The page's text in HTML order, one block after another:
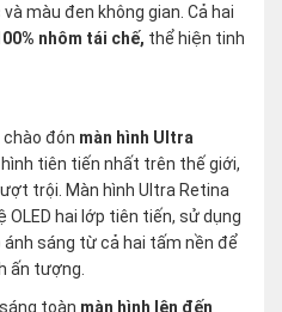
màu đen không gian. Cả hai
nhôm tái chế, thể hiện tinh
chào đón màn hình Ultra
tiên tiến nhất trên thế giới,
trội. Màn hình Ultra Retina
hai lớp tiên tiến, sử dụng
ánh sáng từ cả hai tấm nền để
ấn tượng.
toàn màn hình lên đến